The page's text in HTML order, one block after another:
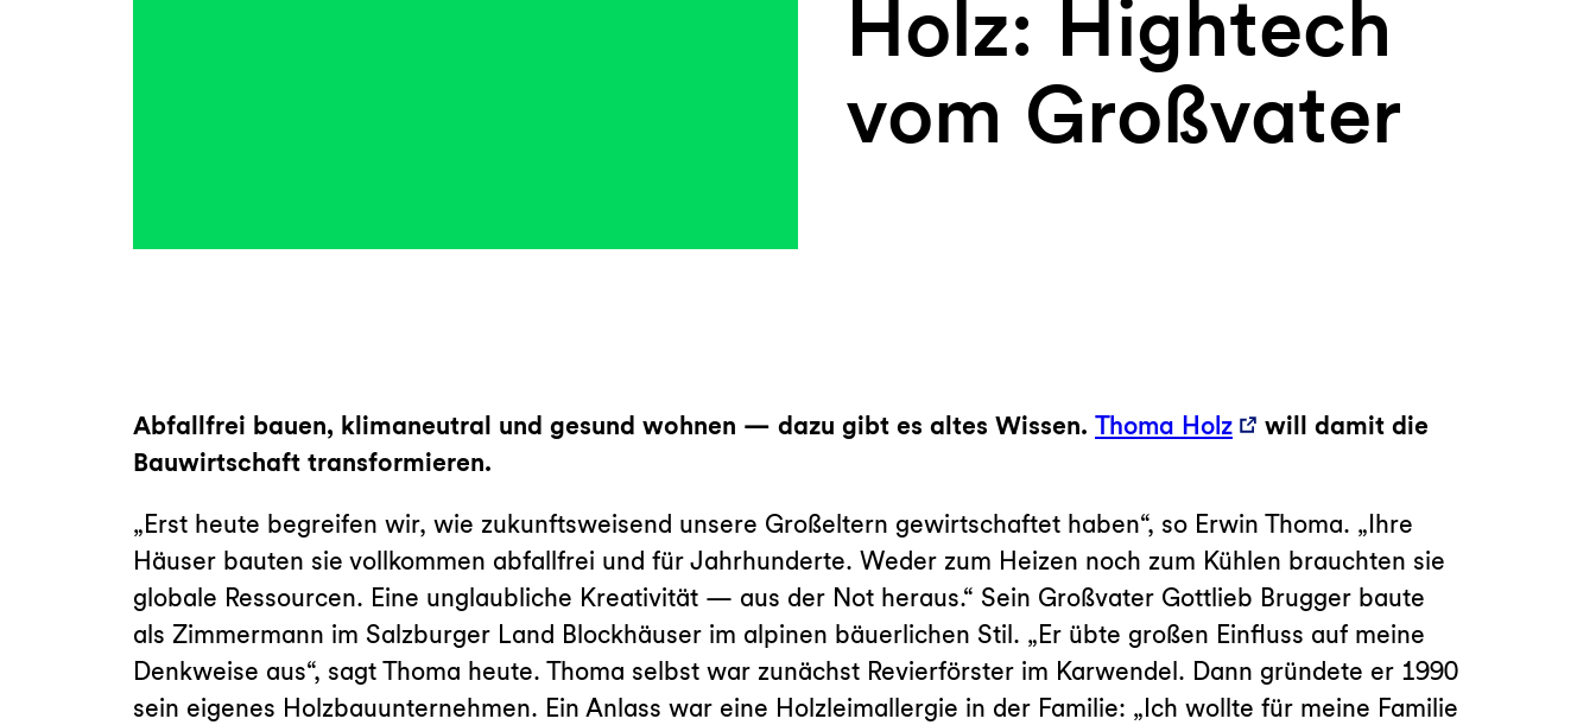
Holz: Hightech
vom Großvater
Abfallfrei bauen, klimaneutral und gesund wohnen — dazu gibt es altes Wissen. Thoma Holz
will damit die
Bauwirtschaft transformieren.
„Erst heute begreifen wir, wie zukunftsweisend unsere Großeltern gewirtschaftet haben“, so Erwin Thoma. „Ihre
Häuser bauten sie vollkommen abfallfrei und für Jahrhunderte. Weder zum Heizen noch zum Kühlen brauchten sie
globale Ressourcen. Eine unglaubliche Kreativität — aus der Not heraus.“ Sein Großvater Gottlieb Brugger baute
als Zimmermann im Salzburger Land Blockhäuser im alpinen bäuerlichen Stil. „Er übte großen Einfluss auf meine
Denkweise aus“, sagt Thoma heute. Thoma selbst war zunächst Revierförster im Karwendel. Dann gründete er 1990
sein eigenes Holzbauunternehmen. Ein Anlass war eine Holzleimallergie in der Familie: „Ich wollte für meine Familie